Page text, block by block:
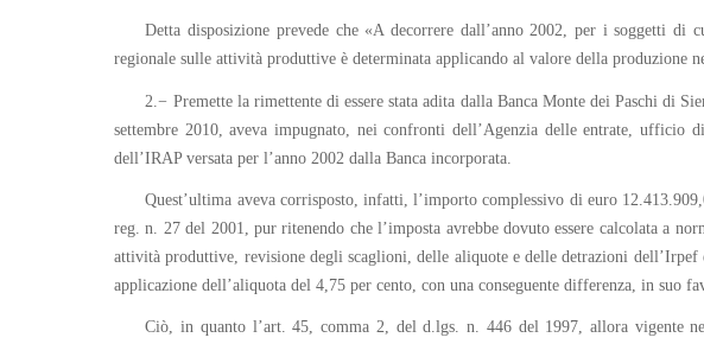
Detta disposizione prevede che «A decorrere dall’anno 2002, per i soggetti
regionale sulle attività produttive è determinata applicando al valore della produzione
2.− Premette la rimettente di essere stata adita dalla Banca Monte dei Paschi di
settembre 2010, aveva impugnato, nei confronti dell’Agenzia delle entrate,
dell’IRAP versata per l’anno 2002 dalla Banca incorporata.
Quest’ultima aveva corrisposto, infatti, l’importo complessivo di euro
reg. n. 27 del 2001, pur ritenendo che l’imposta avrebbe dovuto essere calcolata a
attività produttive, revisione degli scaglioni, delle aliquote e delle detrazioni
applicazione dell’aliquota del 4,75 per cento, con una conseguente differenza, in suo
Ciò, in quanto l’art. 45, comma 2, del d.lgs. n. 446 del 1997, allora vigente